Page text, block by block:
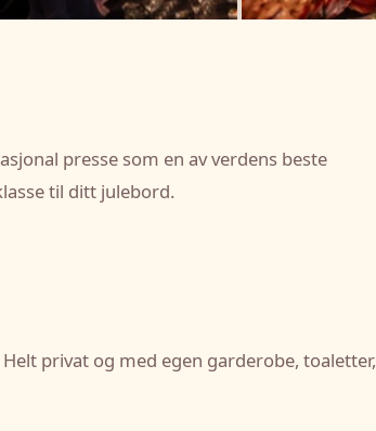
presse som en av verdens beste
til ditt julebord.
privat og med egen garderobe, toaletter,